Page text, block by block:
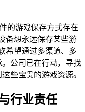
的游戏保存方式存在
备想永远保存某些游
希望通过多渠道、多
公司已在行动，寻找
些宝贵的游戏资源。
行业责任